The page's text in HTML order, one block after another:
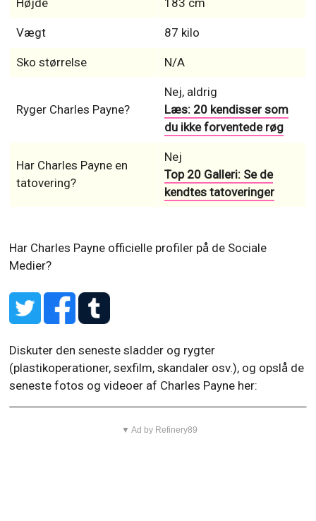
Vægt 87 kilo
Sko størrelse N/A
Ryger Charles Payne?
Nej, aldrig
Læs: 20 kendisser som
du ikke forventede røg
Har Charles Payne en
tatovering?
Nej
Top 20 Galleri: Se de
kendtes tatoveringer
Har Charles Payne officielle profiler på de Sociale
Medier?
Diskuter den seneste sladder og rygter
(plastikoperationer, sexfilm, skandaler osv.), og opslå de
seneste fotos og videoer af Charles Payne her:
▼ Ad by Refinery89